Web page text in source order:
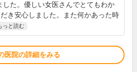
した。優しい女医さんでとてもわか
き安心しました。また何かあった時
っと読む
医院の詳細をみる